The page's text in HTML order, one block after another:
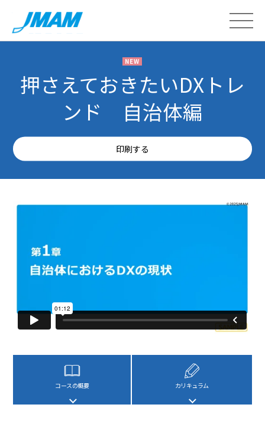
NEW
押さえておきたいDXトレ
ンド 自治体編
印刷する
コースの概要 カリキュラム